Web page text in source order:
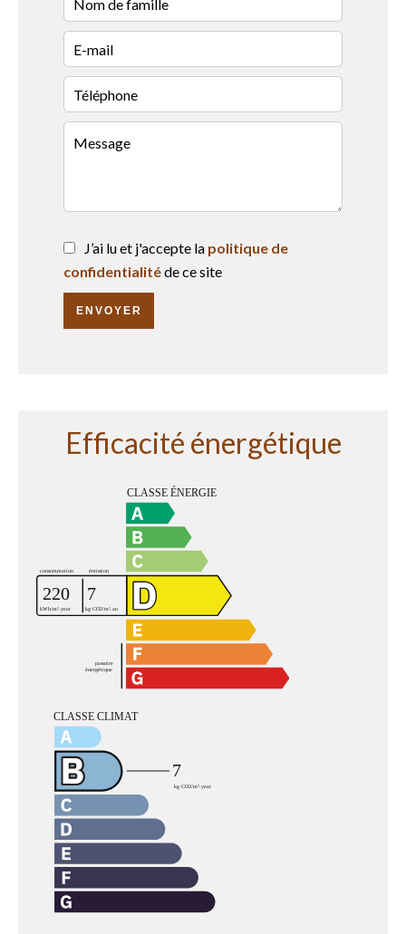
J’ai lu et j'accepte la politique de
confidentialitéde ce site
ENVOYER
Efficacité énergétique